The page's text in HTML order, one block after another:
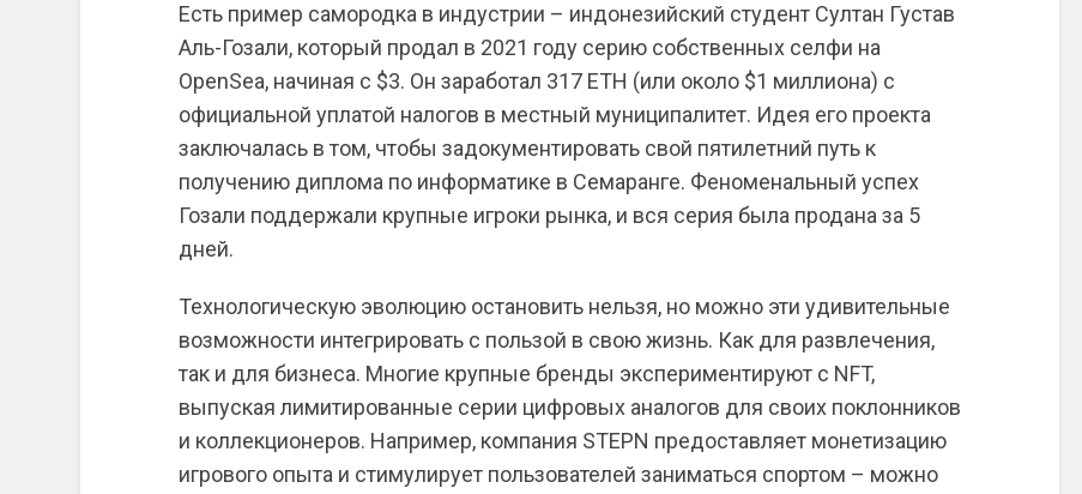
Есть пример самородка в индустрии – индонезийский студент Султан Густав
Аль-Гозали, который продал в 2021 году серию собственных селфи на
OpenSea, начиная с $3. Он заработал 317 ETH (или около $1 миллиона) с
официальной уплатой налогов в местный муниципалитет. Идея его проекта
заключалась в том, чтобы задокументировать свой пятилетний путь к
получению диплома по информатике в Семаранге. Феноменальный успех
Гозали поддержали крупные игроки рынка, и вся серия была продана за 5
дней.
Технологическую эволюцию остановить нельзя, но можно эти удивительные
возможности интегрировать с пользой в свою жизнь. Как для развлечения,
так и для бизнеса. Многие крупные бренды экспериментируют с NFT,
выпуская лимитированные серии цифровых аналогов для своих поклонников
и коллекционеров. Например, компания STEPN предоставляет монетизацию
игрового опыта и стимулирует пользователей заниматься спортом – можно